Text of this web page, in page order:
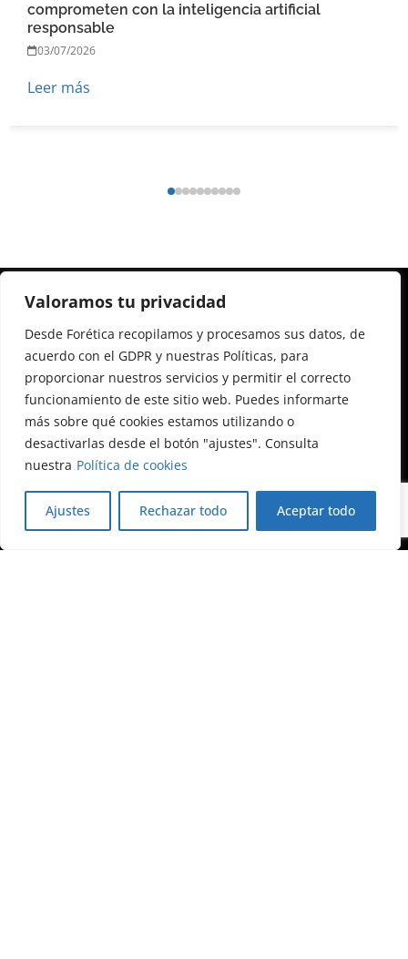
Valoramos tu privacidad
Desde Forética recopilamos y procesamos sus datos, de
acuerdo con el GDPR y nuestras Políticas, para
proporcionar nuestros servicios y permitir el correcto
funcionamiento de este sitio web. Puedes informarte
más sobre qué cookies estamos utilizando o
desactivarlas desde el botón "ajustes". Consulta
nuestra Política de cookies
Ajustes Rechazar todo Aceptar todo
comprometen con la inteligencia artificial
responsable
03/07/2026
Leer más
Calle Almagro, 12, 3ª planta
28010 Madrid
+34 91 522 79 46
foretica@foretica.es